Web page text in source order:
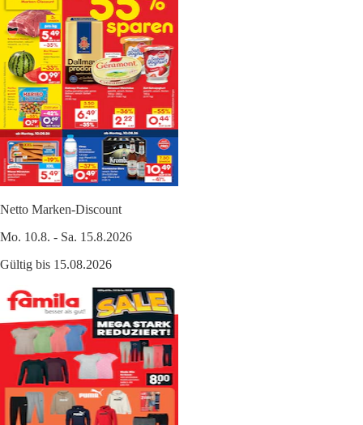
Netto Marken-Discount
Mo. 10.8. - Sa. 15.8.2026
Gültig bis 15.08.2026